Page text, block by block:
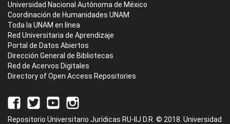
Universidad Nacional Autónoma de México
Coordinación de Humanidades UNAM
Toda la UNAM en línea
Red Universitaria de Aprendizaje
Portal de Datos Abiertos
Dirección General de Bibliotecas
Red de Acervos Digitales
Directory of Open Access Repositories
Repositorio Universitario Jurídicas RU-IIJ D.R. © 2018. Universidad